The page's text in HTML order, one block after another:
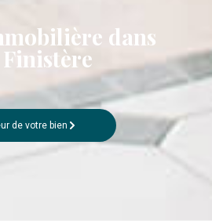
dans
de votre bien